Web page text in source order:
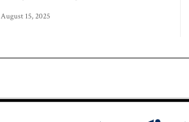
August 15, 2025